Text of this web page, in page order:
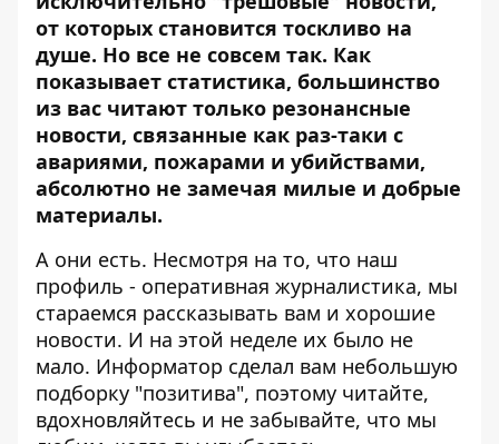
от которых становится тоскливо на
душе. Но все не совсем так. Как
показывает статистика, большинство
из вас читают только резонансные
новости, связанные как раз-таки с
авариями, пожарами и убийствами,
абсолютно не замечая милые и добрые
материалы.
А они есть. Несмотря на то, что наш
профиль - оперативная журналистика, мы
стараемся рассказывать вам и хорошие
новости. И на этой неделе их было не
мало. Информатор сделал вам небольшую
подборку "позитива", поэтому читайте,
вдохновляйтесь и не забывайте, что мы